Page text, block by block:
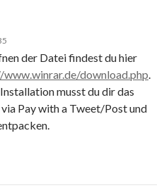
der Datei findest du hier
download.php.
musst du dir das
Pay with a Tweet/Post und